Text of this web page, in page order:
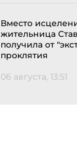
Вместо
жительница
получила от
проклятия
06 августа, 13:51